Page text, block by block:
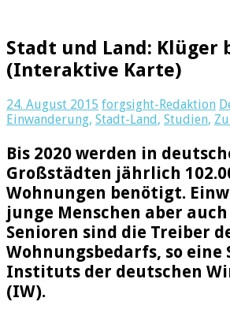
Stadt und Land: Klüger
(Interaktive Karte)
24. August 2015 forgsight-Redaktion
Einwanderung, Stadt-Land, Studien,
Bis 2020 werden in
Großstädten jährlich
Wohnungen benötigt.
junge Menschen aber
Senioren sind die Treiber
Wohnungsbedarfs, so eine
Instituts der deutschen
(IW).